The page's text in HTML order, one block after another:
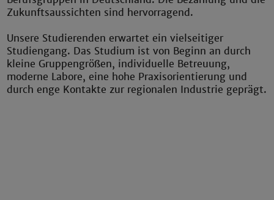
Zukunftsaussichten sind hervorragend.
Unsere Studierenden erwartet ein vielseitiger
Studiengang. Das Studium ist von Beginn an durch
kleine Gruppengrößen, individuelle Betreuung,
moderne Labore, eine hohe Praxisorientierung und
durch enge Kontakte zur regionalen Industrie geprägt.